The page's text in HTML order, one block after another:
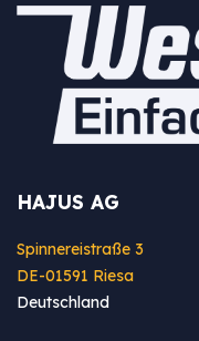
HAJUS AG
Spinnereistraße 3
DE-01591 Riesa
Deutschland